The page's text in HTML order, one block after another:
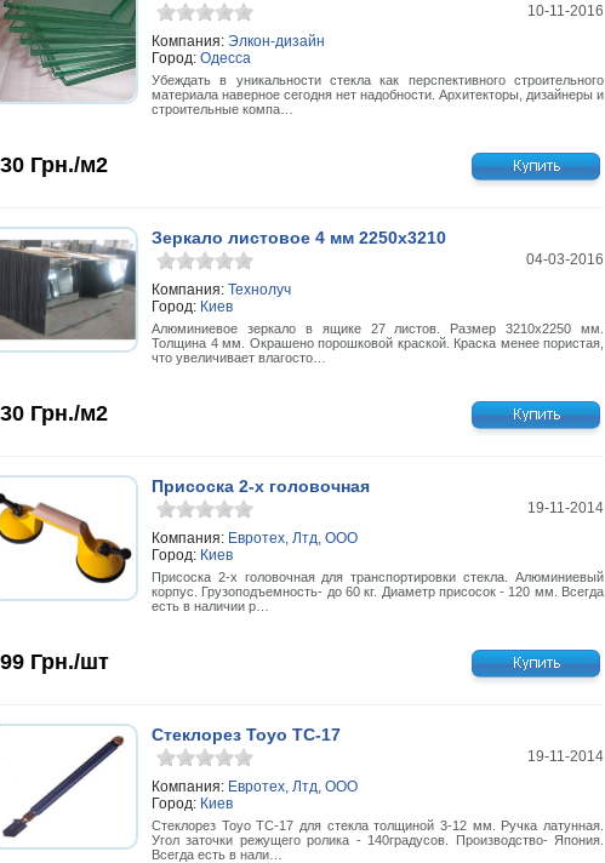
10-11-2016
Компания: Элкон-дизайн
Город: Одесса
Убеждать в уникальности стекла как перспективного строительного
материала наверное сегодня нет надобности. Архитекторы, дизайнеры и
строительные компа…
Грн./м2
Зеркало листовое 4 мм 2250x3210
04-03-2016
Компания: Технолуч
Город: Киев
Алюминиевое зеркало в ящике 27 листов. Размер 3210х2250 мм.
Толщина 4 мм. Окрашено порошковой краской. Краска менее пористая,
что увеличивает влагосто…
Грн./м2
Присоска 2-х головочная
19-11-2014
Компания: Евротех, Лтд, ООО
Город: Киев
Присоска 2-х головочная для транспортировки стекла. Алюминиевый
корпус. Грузоподъемность- до 60 кг. Диаметр присосок - 120 мм. Всегда
есть в наличии р…
Грн./шт
Стеклорез Тоуо ТС-17
19-11-2014
Компания: Евротех, Лтд, ООО
Город: Киев
Стеклорез Тоуо ТС-17 для стекла толщиной 3-12 мм. Ручка латунная.
Угол заточки режущего ролика - 140градусов. Производство- Япония.
Всегда есть в нали…